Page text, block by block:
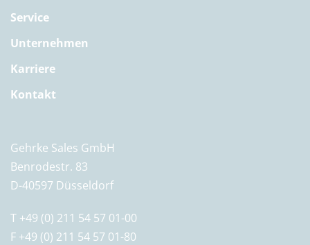
Service
Unternehmen
Karriere
Kontakt
Gehrke Sales GmbH
Benrodestr. 83
D-40597 Düsseldorf
T +49 (0) 211 54 57 01-00
F +49 (0) 211 54 57 01-80